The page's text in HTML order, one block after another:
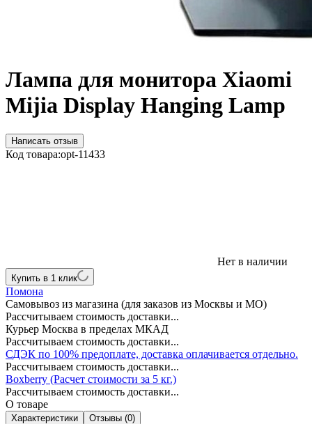
Лампа для монитора Xiaomi
Mijia Display Hanging Lamp
Написать отзыв
Код товара:opt-11433
Нет в наличии
Купить в 1 клик
Помона
Самовывоз из магазина (для заказов из Москвы и МО)
Рассчитываем стоимость доставки...
Курьер Москва в пределах МКАД
Рассчитываем стоимость доставки...
СДЭК по 100% предоплате, доставка оплачивается отдельно.
Рассчитываем стоимость доставки...
Boxberry (Расчет стоимости за 5 кг.)
Рассчитываем стоимость доставки...
О товаре
Характеристики Отзывы (0)